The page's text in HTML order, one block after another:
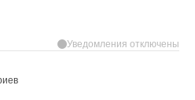
Уведомления отключены